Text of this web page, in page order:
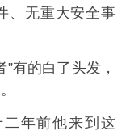
、无重大安全事
有的白了头发，
年前他来到这